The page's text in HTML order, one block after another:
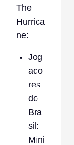
The
Hurrica
ne:
Jog
ado
res
do
Bra
sil:
Míni